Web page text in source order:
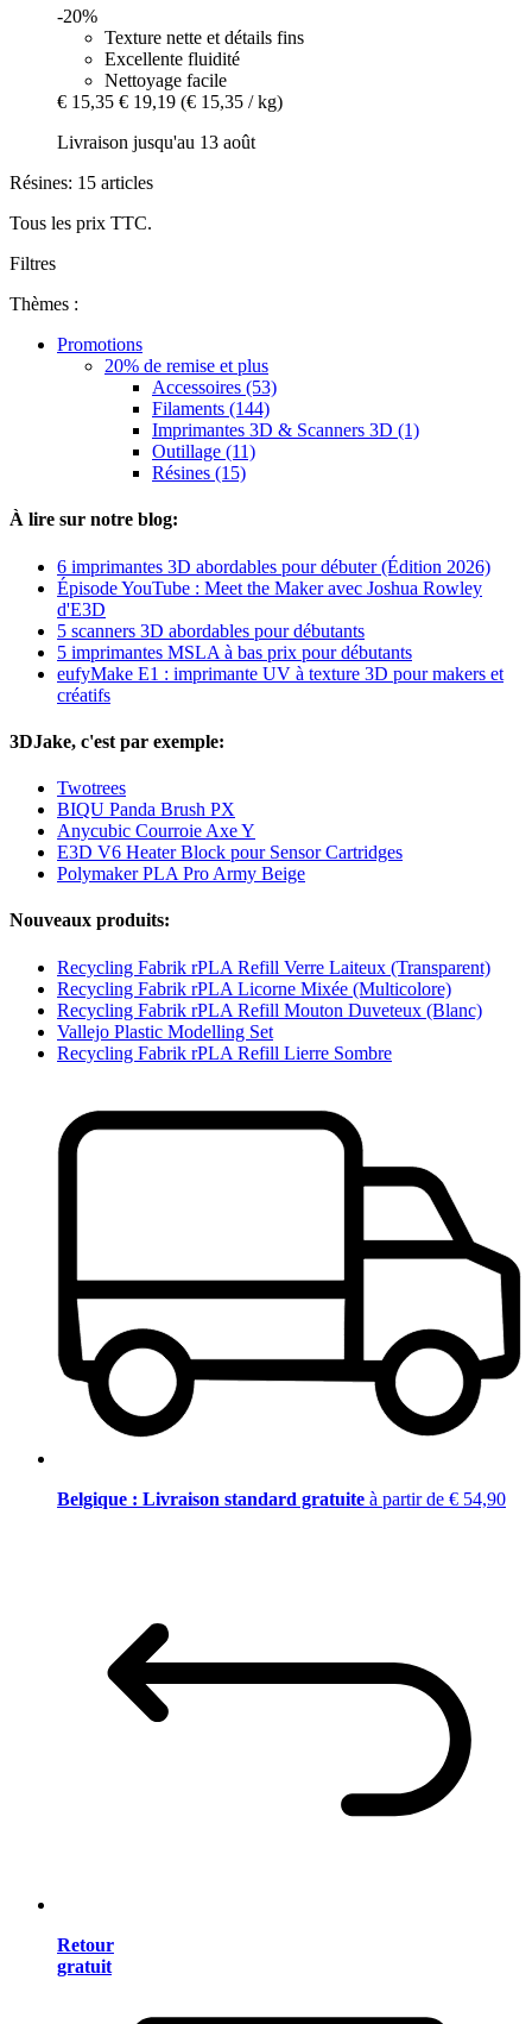
-20%
Texture nette et détails fins
Excellente fluidité
Nettoyage facile
€ 15,35 € 19,19 (€ 15,35 / kg)
Livraison jusqu'au 13 août
Résines: 15 articles
Tous les prix TTC.
Filtres
Thèmes :
Promotions
20% de remise et plus
Accessoires (53)
Filaments (144)
Imprimantes 3D & Scanners 3D (1)
Outillage (11)
Résines (15)
À lire sur notre blog:
6 imprimantes 3D abordables pour débuter (Édition 2026)
Épisode YouTube : Meet the Maker avec Joshua Rowley
d'E3D
5 scanners 3D abordables pour débutants
5 imprimantes MSLA à bas prix pour débutants
eufyMake E1 : imprimante UV à texture 3D pour makers et
créatifs
3DJake, c'est par exemple:
Twotrees
BIQU Panda Brush PX
Anycubic Courroie Axe Y
E3D V6 Heater Block pour Sensor Cartridges
Polymaker PLA Pro Army Beige
Nouveaux produits:
Recycling Fabrik rPLA Refill Verre Laiteux (Transparent)
Recycling Fabrik rPLA Licorne Mixée (Multicolore)
Recycling Fabrik rPLA Refill Mouton Duve­teux (Blanc)
Vallejo Plastic Modelling Set
Recycling Fabrik rPLA Refill Lierre Sombre
Belgique : Livraison standard gratuite à partir de € 54,90
Retour
gratuit